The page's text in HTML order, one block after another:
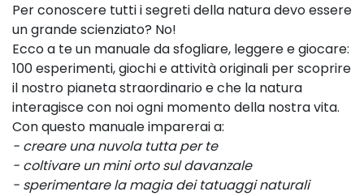
Per conoscere tutti i segreti della natura devo essere
un grande scienziato? No!
Ecco a te un manuale da sfogliare, leggere e giocare:
100 esperimenti, giochi e attività originali per scoprire
il nostro pianeta straordinario e che la natura
interagisce con noi ogni momento della nostra vita.
Con questo manuale imparerai a:
- creare una nuvola tutta per te
- coltivare un mini orto sul davanzale
- sperimentare la magia dei tatuaggi naturali